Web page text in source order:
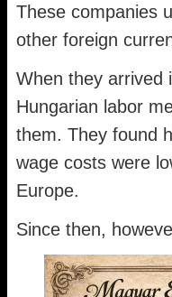
These companies
other foreign
When they arrived
Hungarian labor
them. They found
wage costs were
Europe.
Since then,